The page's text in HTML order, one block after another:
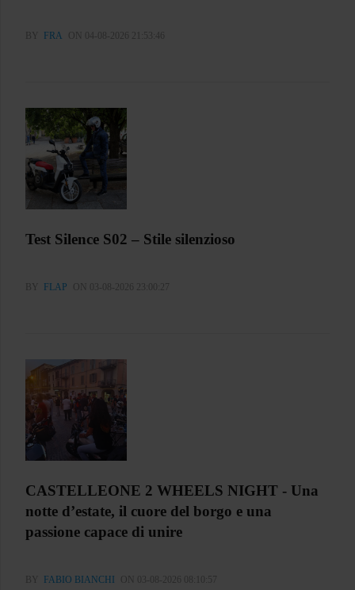
BY FRA ON 04-08-2026 21:53:46
Test Silence S02 – Stile silenzioso
BY FLAP ON 03-08-2026 23:00:27
CASTELLEONE 2 WHEELS NIGHT - Una
notte d’estate, il cuore del borgo e una
passione capace di unire
BY FABIO BIANCHI ON 03-08-2026 08:10:57